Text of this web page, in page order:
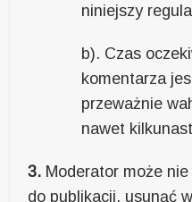
niniejszy
b). Czas
komentarza
przeważnie
nawet
3. Moderator może
do publikacji, usunąć